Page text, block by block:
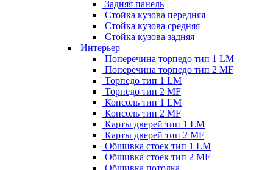
Задняя панель
Стойка кузова передняя
Стойка кузова средняя
Стойка кузова задняя
Интерьер
Поперечина торпедо тип 1 LM
Поперечина торпедо тип 2 MF
Торпедо тип 1 LM
Торпедо тип 2 MF
Консоль тип 1 LM
Консоль тип 2 MF
Карты дверей тип 1 LM
Карты дверей тип 2 MF
Обшивка стоек тип 1 LM
Обшивка стоек тип 2 MF
Обшивка потолка